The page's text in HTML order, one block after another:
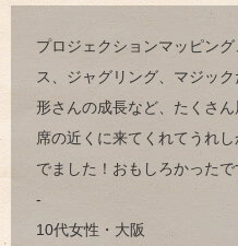
プロジェクションマッピン
ス、ジャグリング、マジッ
形さんの成長など、たくさ
席の近くに来てくれてうれ
でました！おもしろかった
-
10代女性・大阪